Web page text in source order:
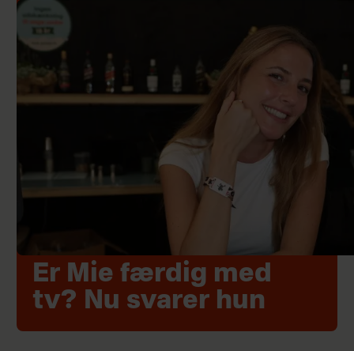
Er Mie færdig med
tv? Nu svarer hun